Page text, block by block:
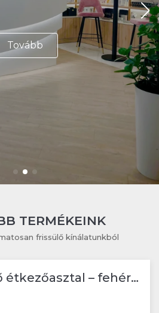
Tovább
TERMÉKEINK
frissülő kínálatunkból
étkezőasztal – fehér